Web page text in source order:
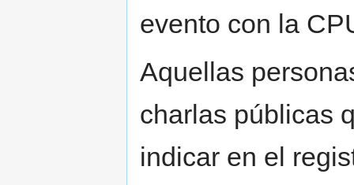
evento con la
Aquellas
charlas públicas
indicar en el